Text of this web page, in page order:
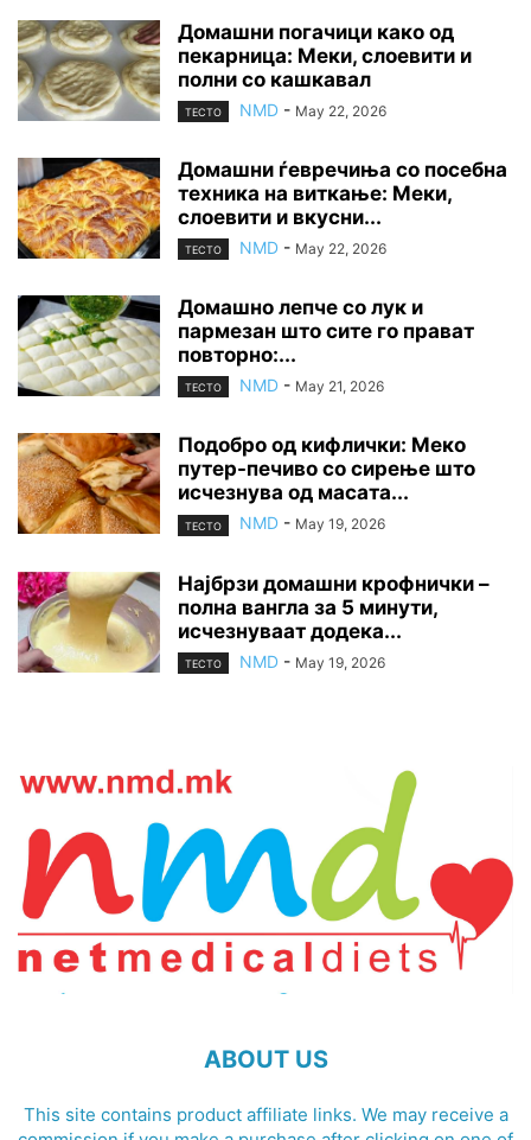
Домашни погачици како од
пекарница: Меки, слоевити и
полни со кашкавал
ТЕСТО NMD - May 22, 2026
Домашни ѓевречиња со посебна
техника на виткање: Меки,
слоевити и вкусни...
ТЕСТО NMD - May 22, 2026
Домашно лепче со лук и
пармезан што сите го прават
повторно:...
ТЕСТО NMD - May 21, 2026
Подобро од кифлички: Меко
путер-печиво со сирење што
исчезнува од масата...
ТЕСТО NMD - May 19, 2026
Најбрзи домашни крофнички –
полна вангла за 5 минути,
исчезнуваат додека...
ТЕСТО NMD - May 19, 2026
ABOUT US
This site contains product affiliate links. We may receive a